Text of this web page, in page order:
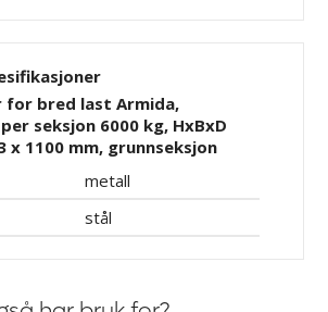
for bred last Armida,
seksjon 6000 kg, HxBxD
x 1100 mm, grunnseksjon
metall
stål